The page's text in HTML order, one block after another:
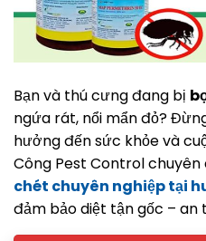
Bạn và thú cưng đang bị
ngứa rát, nổi mẩn đỏ?
hưởng đến sức khỏe và
Công Pest Control chuyên
chét chuyên nghiệp tại
đảm bảo diệt tận gốc – an